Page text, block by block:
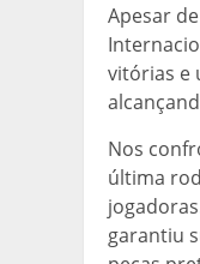
Apesar
vitórias e
Nos
última
garantiu